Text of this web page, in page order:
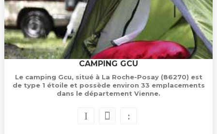
CAMPING GCU
Le camping Gcu, situé à La Roche-Posay (86270) est
de type 1 étoile et possède environ 33 emplacements
dans le département Vienne.